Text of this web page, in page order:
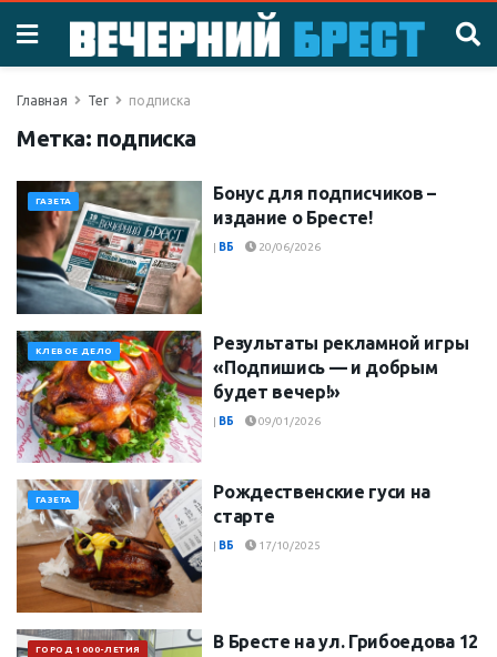
Главная Тег подписка
Метка: подписка
ГАЗЕТА
Бонус для подписчиков –
издание о Бресте!
| ВБ 20/06/2026
КЛЕВОЕ ДЕЛО
Результаты рекламной игры
«Подпишись — и добрым
будет вечер!»
| ВБ 09/01/2026
ГАЗЕТА
Рождественские гуси на
старте
| ВБ 17/10/2025
ГОРОД 1000-ЛЕТИЯ
В Бресте на ул. Грибоедова 12